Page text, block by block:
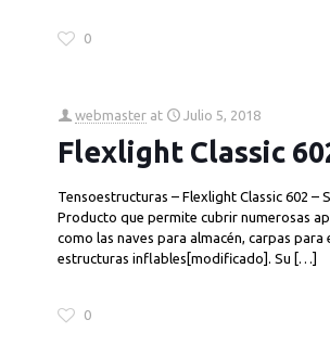
0
webmaster at Julio 5, 2018
Flexlight Classic
Tensoestructuras – Flexlight Classic 602 –
Producto que permite cubrir numerosas
como las naves para almacén, carpas para
estructuras inflables[modificado]. Su […]
0